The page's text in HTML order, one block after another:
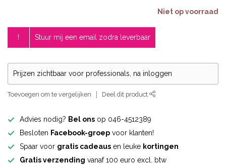
Niet op voorraad
! Stuur mij een email zodra leverbaar
Prijzen zichtbaar voor professionals, na inloggen
Toevoegen om te vergelijken Deel dit product
Advies nodig? Bel ons op 046-4512389
Besloten Facebook-groep voor klanten!
Spaar voor gratis cadeaus en leuke kortingen
Gratis verzending vanaf 100 euro excl. btw